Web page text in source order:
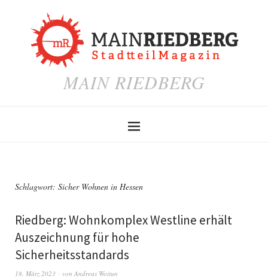
MAIN RIEDBERG
Schlagwort: Sicher Wohnen in Hessen
Riedberg: Wohnkomplex Westline erhält
Auszeichnung für hohe
Sicherheitsstandards
18. März 2023 von Andreas Woitun